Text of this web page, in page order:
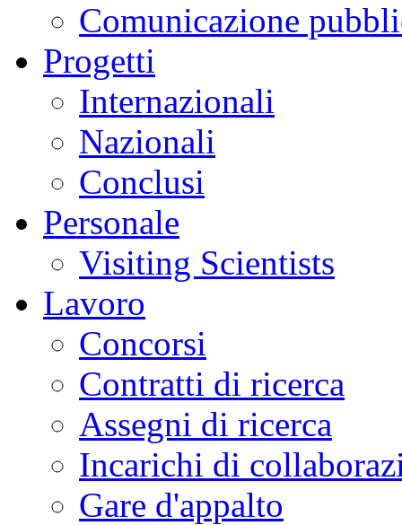
Comunicazione
Progetti
Internazionali
Nazionali
Conclusi
Personale
Visiting Scientists
Lavoro
Concorsi
Contratti di ricerca
Assegni di ricerca
Incarichi di
Gare d'appalto